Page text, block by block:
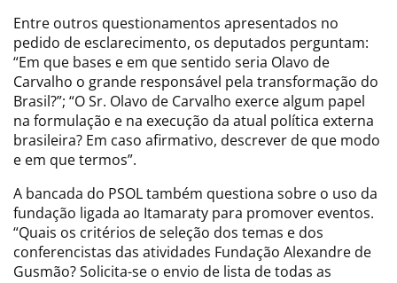
Entre outros questionamentos apresentados no
pedido de esclarecimento, os deputados perguntam:
“Em que bases e em que sentido seria Olavo de
Carvalho o grande responsável pela transformação do
Brasil?”; “O Sr. Olavo de Carvalho exerce algum papel
na formulação e na execução da atual política externa
brasileira? Em caso afirmativo, descrever de que modo
e em que termos”.
A bancada do PSOL também questiona sobre o uso da
fundação ligada ao Itamaraty para promover eventos.
“Quais os critérios de seleção dos temas e dos
conferencistas das atividades Fundação Alexandre de
Gusmão? Solicita-se o envio de lista de todas as